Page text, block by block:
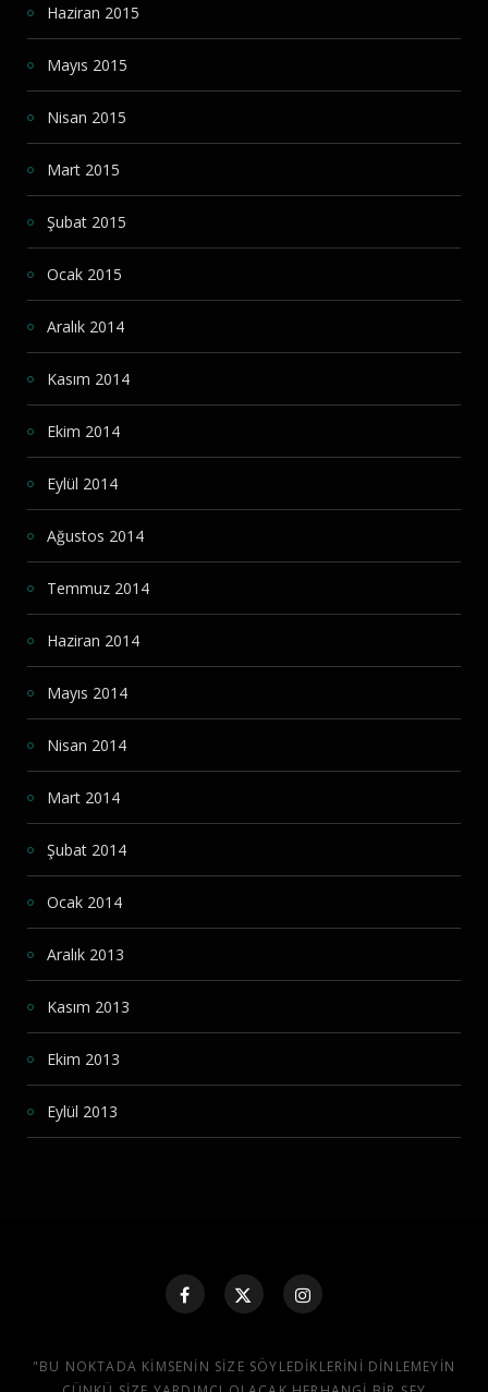
Haziran 2015
Mayıs 2015
Nisan 2015
Mart 2015
Şubat 2015
Ocak 2015
Aralık 2014
Kasım 2014
Ekim 2014
Eylül 2014
Ağustos 2014
Temmuz 2014
Haziran 2014
Mayıs 2014
Nisan 2014
Mart 2014
Şubat 2014
Ocak 2014
Aralık 2013
Kasım 2013
Ekim 2013
Eylül 2013
"BU NOKTADA KIMSENIN SIZE SÖYLEDIKLERINI DINLEMEYIN